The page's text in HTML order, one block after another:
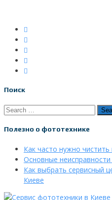
Поиск
Полезно о фототехнике
Как часто нужно
Основные
Как выбрать сервисный
Киеве